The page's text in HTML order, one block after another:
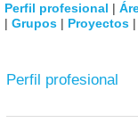
Perfil profesional |
| Grupos | Proyectos
Perfil profesional